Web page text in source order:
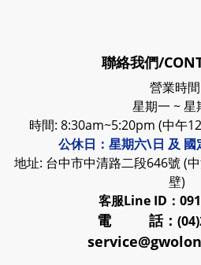
聯絡我們/
營業時
星期一 ~ 星
時間: 8:30am~5:20pm (中午
公休日：星期六\日 及 國
地址: 台中市中清路二段646號 (
壁)
客服Line ID：
電 話：